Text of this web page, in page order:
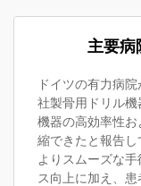
主要病
ドイツの有力病
社製骨用ドリル
機器の高効率性
縮できたと報告し
よりスムーズな
ス向上に加え、